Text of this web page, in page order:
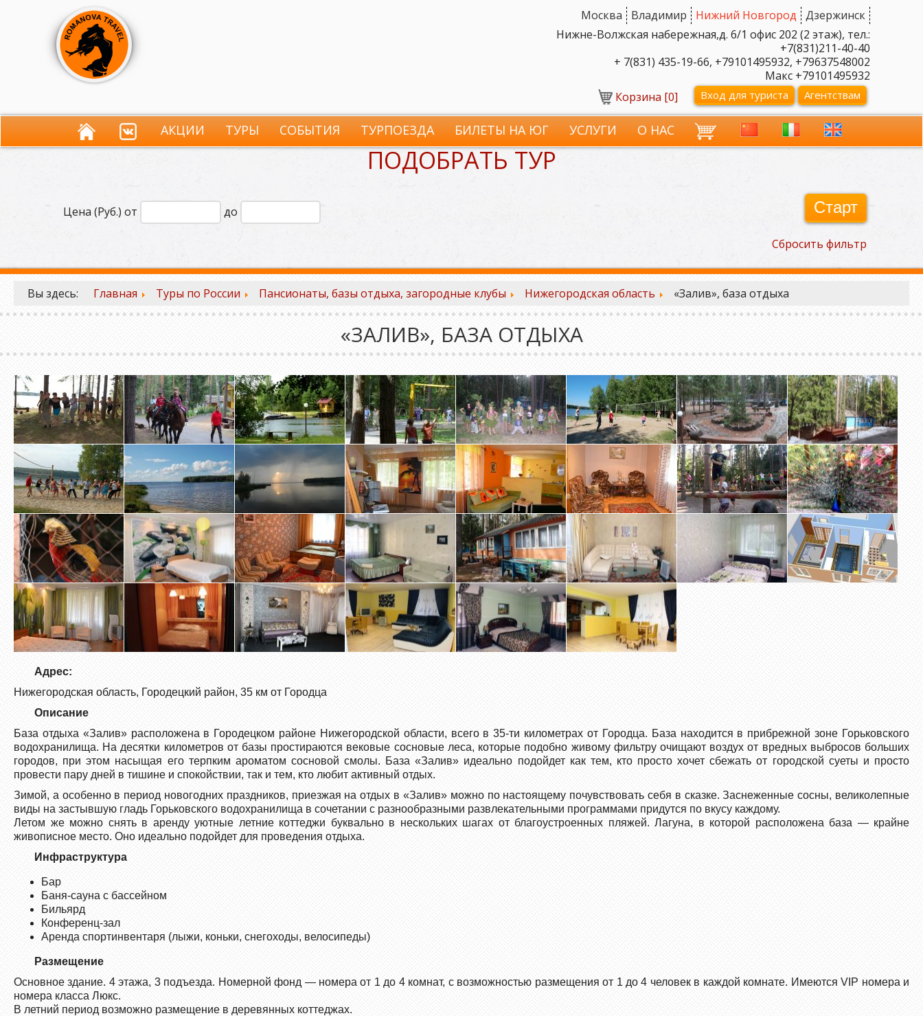
Дзержинск
Нижний Новгород
Владимир
Москва
Нижне-Волжская набережная,д. 6/1 офис 202 (2 этаж), тел.:
+7(831)211-40-40
+ 7(831) 435-19-66, +79101495932, +79637548002
Макс +79101495932
Корзина [0] Вход для туриста Агентствам
АКЦИИ ТУРЫ СОБЫТИЯ ТУРПОЕЗДА БИЛЕТЫ НА ЮГ УСЛУГИ О НАС
ПОДОБРАТЬ ТУР
Цена (Руб.) от до Старт
Сбросить фильтр
Вы здесь: Главная Туры по России Пансионаты, базы отдыха, загородные клубы Нижегородская область «Залив», база отдыха
«ЗАЛИВ», БАЗА ОТДЫХА
Адрес:
Нижегородская область, Городецкий район, 35 км от Городца
Описание
База отдыха «Залив» расположена в Городецком районе Нижегородской области, всего в 35-ти километрах от Городца. База находится в прибрежной зоне Горьковского
водохранилища. На десятки километров от базы простираются вековые сосновые леса, которые подобно живому фильтру очищают воздух от вредных выбросов больших
городов, при этом насыщая его терпким ароматом сосновой смолы. База «Залив» идеально подойдет как тем, кто просто хочет сбежать от городской суеты и просто
провести пару дней в тишине и спокойствии, так и тем, кто любит активный отдых.
Зимой, а особенно в период новогодних праздников, приезжая на отдых в «Залив» можно по настоящему почувствовать себя в сказке. Заснеженные сосны, великолепные
виды на застывшую гладь Горьковского водохранилища в сочетании с разнообразными развлекательными программами придутся по вкусу каждому.
Летом же можно снять в аренду уютные летние коттеджи буквально в нескольких шагах от благоустроенных пляжей. Лагуна, в которой расположена база — крайне
живописное место. Оно идеально подойдет для проведения отдыха.
Инфраструктура
Бар
Баня-сауна с бассейном
Бильярд
Конференц-зал
Аренда спортинвентаря (лыжи, коньки, снегоходы, велосипеды)
Размещение
Основное здание. 4 этажа, 3 подъезда. Номерной фонд — номера от 1 до 4 комнат, с возможностью размещения от 1 до 4 человек в каждой комнате. Имеются VIP номера и
номера класса Люкс.
В летний период возможно размещение в деревянных коттеджах.